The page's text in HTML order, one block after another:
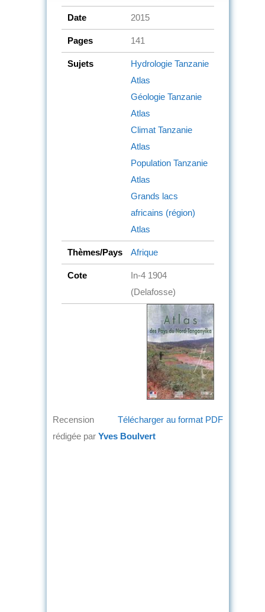
Date 2015
Pages 141
Sujets Hydrologie Tanzanie
Atlas
Géologie Tanzanie
Atlas
Climat Tanzanie
Atlas
Population Tanzanie
Atlas
Grands lacs
africains (région)
Atlas
Thèmes/Pays Afrique
Cote
In-4 1904
(Delafosse)
Télécharger au format PDF
Recension
rédigée par Yves Boulvert